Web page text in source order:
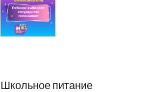
Школьное питание